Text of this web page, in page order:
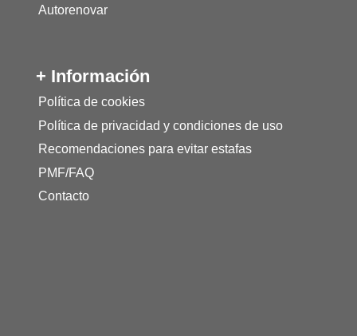
Autorenovar
+ Información
Política de cookies
Política de privacidad y condiciones de uso
Recomendaciones para evitar estafas
PMF/FAQ
Contacto